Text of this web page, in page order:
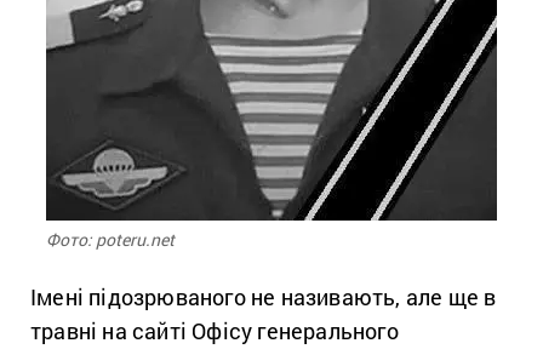
Фото: poteru.net
Імені підозрюваного не називають, але ще в
травні на сайті Офісу генерального